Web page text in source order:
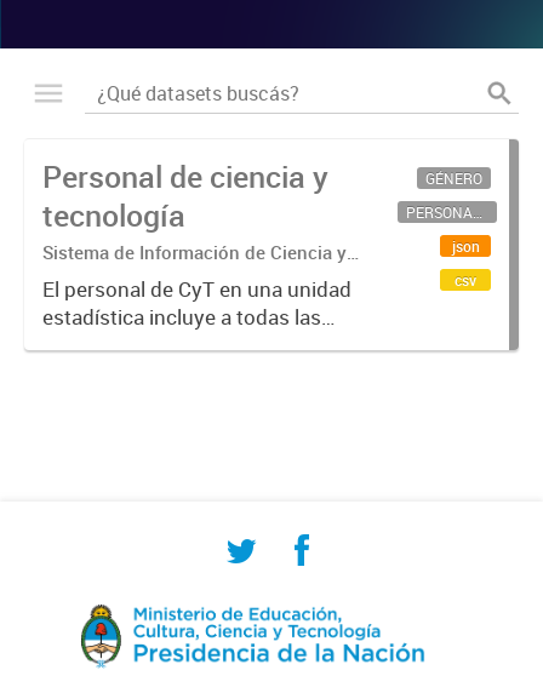
Personal de ciencia y
tecnología
Sistema de Información de Ciencia y
Tecnología Argentino (SICYTAR)
El personal de CyT en una unidad
estadística incluye a todas las
personas involucradas
GÉNERO
PERSONAL CIENTÍFICO-TECNOLÓGICO
json
csv